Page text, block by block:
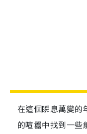
在這個瞬息萬變的
的喧囂中找到一些